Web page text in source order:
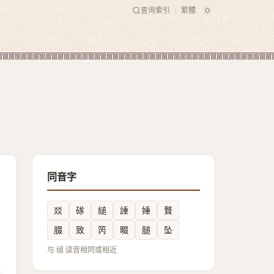
查询索引 繁體
同音字
㸚 䃍 縋 諈 娷
贅
腏
致 笍 畷 膇 坠
与 缒 读音相同或相近